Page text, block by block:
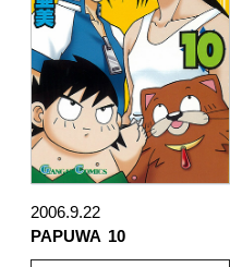
2006.9.22
PAPUWA 10